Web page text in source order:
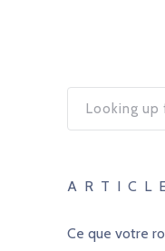
Ce que votre